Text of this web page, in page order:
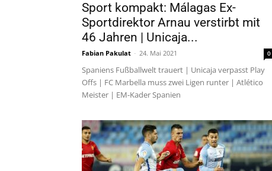
Sport kompakt: Málagas Ex-
Sportdirektor Arnau verstirbt mit
46 Jahren | Unicaja...
Fabian Pakulat - 24. Mai 2021 0
Spaniens Fußballwelt trauert | Unicaja verpasst Play
Offs | FC Marbella muss zwei Ligen runter | Atlético
Meister | EM-Kader Spanien